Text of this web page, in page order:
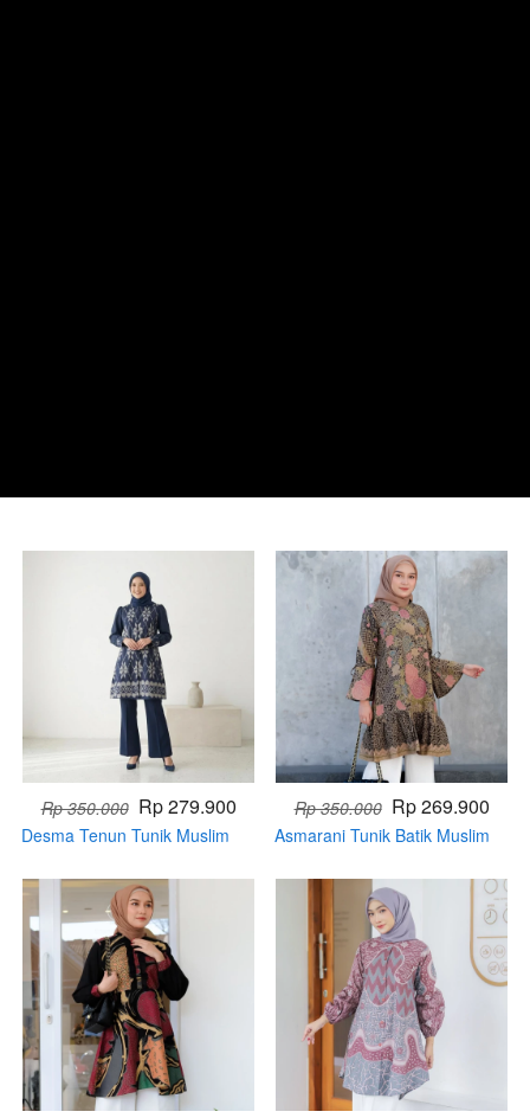
Rp 350.000 Rp 279.900
Desma Tenun Tunik Muslim
Rp 350.000 Rp 269.900
Asmarani Tunik Batik Muslim